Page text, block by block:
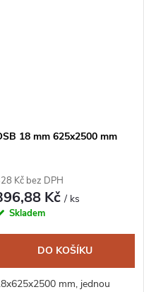
18 mm 625x2500 mm
Kč bez DPH
Kč/ ks
Skladem
DO KOŠÍKU
mm, jednou